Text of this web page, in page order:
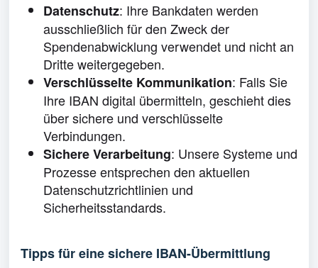
Datenschutz: Ihre Bankdaten werden
ausschließlich für den Zweck der
Spendenabwicklung verwendet und nicht an
Dritte weitergegeben.
Verschlüsselte Kommunikation: Falls Sie
Ihre IBAN digital übermitteln, geschieht dies
über sichere und verschlüsselte
Verbindungen.
Sichere Verarbeitung: Unsere Systeme und
Prozesse entsprechen den aktuellen
Datenschutzrichtlinien und
Sicherheitsstandards.
Tipps für eine sichere IBAN-Übermittlung